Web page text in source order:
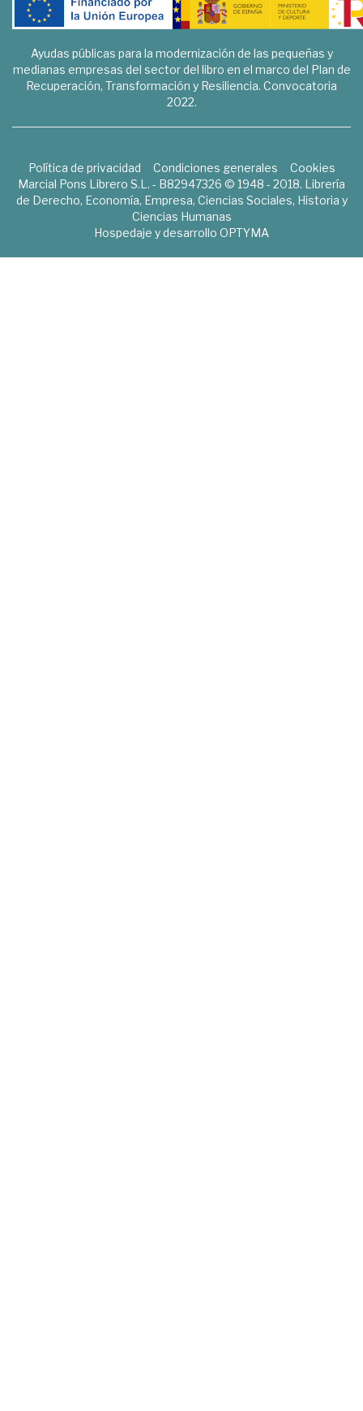
Ayudas públicas para la modernización de las pequeñas y
medianas empresas del sector del libro en el marco del Plan de
Recuperación, Transformación y Resiliencia. Convocatoria
2022.
Política de privacidad Condiciones generales
Cookies
Marcial Pons Librero S.L. - B82947326 © 1948 - 2018. Librería
de Derecho, Economía, Empresa, Ciencias Sociales, Historia y
Ciencias Humanas
Hospedaje y desarrollo OPTYMA